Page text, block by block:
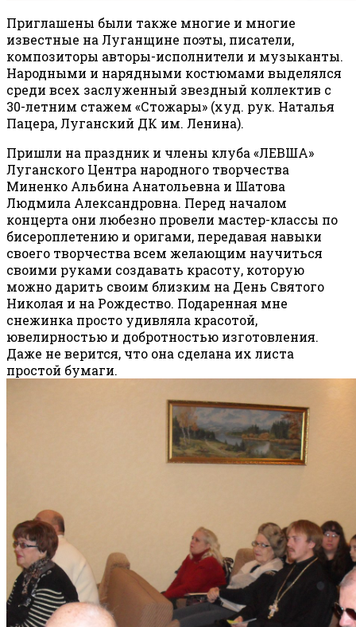
Приглашены были также многие и многие
известные на Луганщине поэты, писатели,
композиторы авторы-исполнители и музыканты.
Народными и нарядными костюмами выделялся
среди всех заслуженный звездный коллектив с
30-летним стажем «Стожары» (худ. рук. Наталья
Пацера, Луганский ДК им. Ленина).
Пришли на праздник и члены клуба «ЛЕВША»
Луганского Центра народного творчества
Миненко Альбина Анатольевна и Шатова
Людмила Александровна. Перед началом
концерта они любезно провели мастер-классы по
бисероплетению и оригами, передавая навыки
своего творчества всем желающим научиться
своими руками создавать красоту, которую
можно дарить своим близким на День Святого
Николая и на Рождество. Подаренная мне
снежинка просто удивляла красотой,
ювелирностью и добротностью изготовления.
Даже не верится, что она сделана их листа
простой бумаги.